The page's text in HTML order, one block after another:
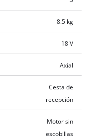
8.5 kg
18 V
Axial
Cesta de
recepción
Motor sin
escobillas